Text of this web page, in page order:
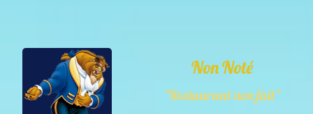
Non Noté
"Restaurant non fait"